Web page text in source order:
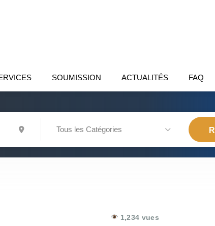
SOUMISSION ACTUALITÉS FAQ
Tous les Catégories
1,234 vues